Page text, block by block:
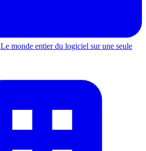
Le monde entier du logiciel sur une seule